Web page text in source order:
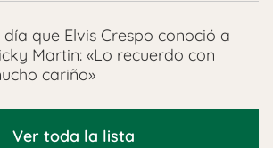
día que Elvis Crespo conoció a
Martin: «Lo recuerdo con
cariño»
Ver toda la lista